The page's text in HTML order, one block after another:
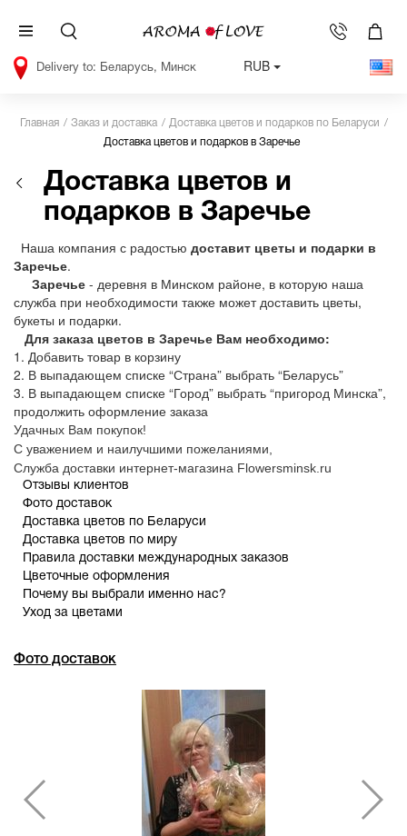
Беларусь, Минск RUB
Главная Заказ и доставка
Доставка цветов и подарков по Беларуси
Доставка цветов и подарков в Заречье
Доставка цветов и
подарков в Заречье
Наша компания с радостью доставит цветы и подарки в
Заречье.
Заречье - деревня в Минском районе, в которую наша
служба при необходимости также может доставить цветы,
букеты и подарки.
Для заказа цветов в Заречье Вам необходимо:
1. Добавить товар в корзину
2. В выпадающем списке “Страна” выбрать “Беларусь”
3. В выпадающем списке “Город” выбрать “пригород Минска”,
продолжить оформление заказа
Удачных Вам покупок!
С уважением и наилучшими пожеланиями,
Служба доставки интернет-магазина Flowersminsk.ru
Отзывы клиентов
Фото доставок
Доставка цветов по Беларуси
Доставка цветов по миру
Правила доставки международных заказов
Цветочные оформления
Почему вы выбрали именно нас?
Уход за цветами
Фото доставок